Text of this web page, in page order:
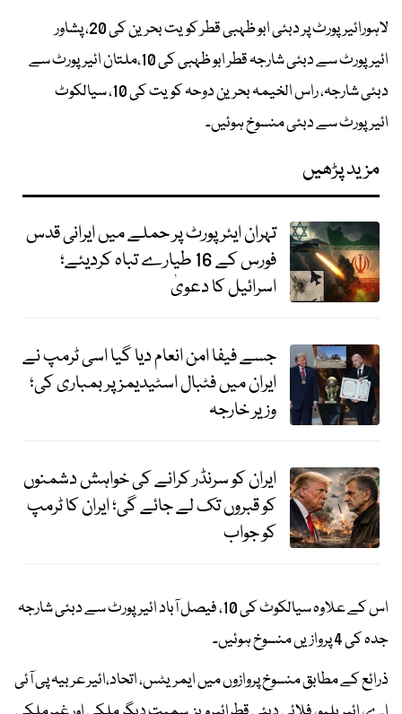
لاہورائیرپورٹ پر دبئی ابو ظہبی قطر کویت بحرین کی 20، پشاور
ائیرپورٹ سے دبئی شارجہ قطر ابو ظہبی کی 10،ملتان ائیرپورٹ سے
دبئی شارجہ، راس الخیمہ بحرین دوحہ کویت کی 10، سیالکوٹ
ائیرپورٹ سے دبئی منسوخ ہوئیں۔
مزید پڑھیں
تہران ایئرپورٹ پر حملے میں ایرانی قدس
فورس کے 16 طیارے تباہ کردیئے؛
اسرائیل کا دعویٰ
جسے فیفا امن انعام دیا گیا اسی ٹرمپ نے
ایران میں فٹبال اسٹیدیمز پر بمباری کی؛
وزیر خارجہ
ایران کو سرنڈر کرانے کی خواہش دشمنوں
کو قبروں تک لے جائے گی؛ ایران کا ٹرمپ
کو جواب
اس کے علاوہ سیالکوٹ کی 10، فیصل آباد ائیرپورٹ سے دبئی شارجہ
جدہ کی 4 پروازیں منسوخ ہوئیں۔
ذرائع کے مطابق منسوخ پروازوں میں ایمریٹس، اتحاد،ائیر عربیہ پی آئی